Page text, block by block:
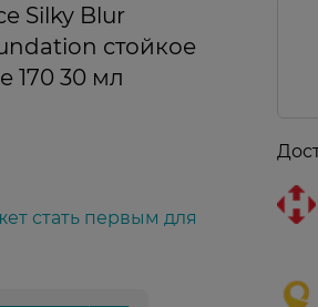
Silky Blur
стойкое
170 30 мл
стать первым для